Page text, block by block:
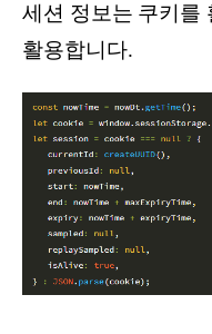
세션 정보는 쿠키를
활용합니다.